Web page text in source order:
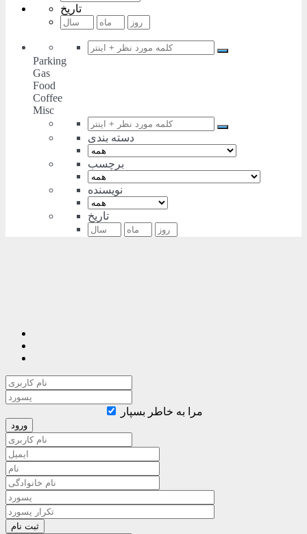
تاریخ
Parking
Gas
Food
Coffee
Misc
دسته بندی
برچسب
نویسنده
تاریخ
مرا به خاطر بسپار